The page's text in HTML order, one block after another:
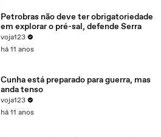
Petrobras não deve ter obrigatoriedade
em explorar o pré-sal, defende Serra
voja123
há 11 anos
Cunha está preparado para guerra, mas
anda tenso
voja123
há 11 anos